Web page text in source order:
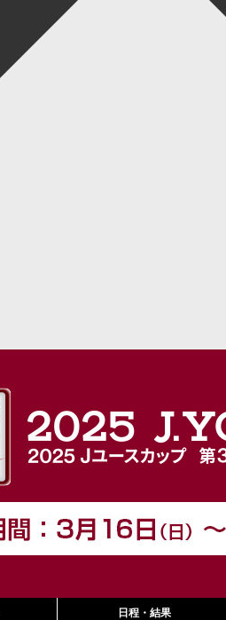
日程・結果